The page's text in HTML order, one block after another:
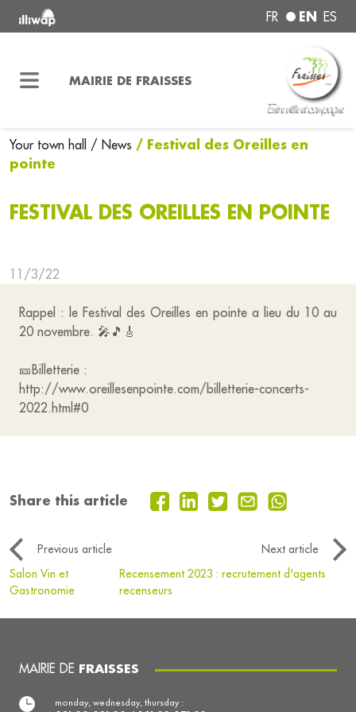
FR EN ES
MAIRIE DE FRAISSES
Your town hall / News / Festival des Oreilles en
pointe
FESTIVAL DES OREILLES EN POINTE
11/3/22
Rappel : le Festival des Oreilles en pointe a lieu du 10 au
20 novembre. 🎤🎵🎸
🎫Billetterie :
http://www.oreillesenpointe.com/billetterie-concerts-
2022.html#0
Share this article
Previous article
Next article
Salon Vin et
Gastronomie
Recensement 2023 : recrutement d'agents
recenseurs
MAIRIE DE FRAISSES
monday, wednesday, thursday :